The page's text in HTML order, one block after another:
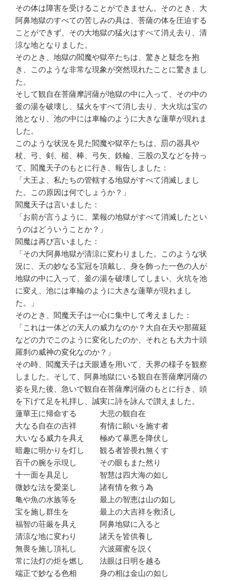
その体は障害を受けることができません。そのとき、大
阿鼻地獄のすべての苦しみの具は、菩薩の体を圧迫する
ことができず、その大地獄の猛火はすべて消え去り、清
涼な地となりました。
そのとき、地獄の閻魔や獄卒たちは、驚きと疑念を抱
き、このような非常な現象が突然現れたことに驚きまし
た。
そして観自在菩薩摩訶薩が地獄の中に入って、その中の
釜の湯を破壊し、猛火をすべて消し去り、大火坑は宝の
池となり、池の中には車輪のように大きな蓮華が現れま
した。
このような状況を見た閻魔や獄卒たちは、罰の器具や
杖、弓、剣、槌、棒、弓矢、鉄輪、三股の叉などを持っ
て、閻魔天子のもとに行き、報告しました：
「大王よ、私たちの管轄する地獄がすべて消滅しまし
た。この原因は何でしょうか？」
閻魔天子は言いました：
「お前が言うように、業報の地獄がすべて消滅したとい
うのはどういうことか？」
閻魔は再び言いました：
「その大阿鼻地獄が清涼に変わりました。このような状
況に、天の妙なる宝冠を頂戴し、身を飾った一色の人が
地獄の中に入って、釜の湯を破壊してしまい、火坑を池
に変え、池には車輪のように大きな蓮華が現れまし
た。」
そのとき、閻魔天子は一心に集中して考えました：
「これは一体どの天人の威力なのか？大自在天や那羅延
などの力でこのように変化したのか、それとも大力十頭
羅刹の威神の変化なのか？」
その時、閻魔天子は天眼通を用いて、天界の様子を観察
しました。そして、阿鼻地獄にいる観自在菩薩摩訶薩の
姿を見た後、急いで観自在菩薩摩訶薩のもとに行き、頭
を下げて足を礼拝し、誠実に詩を詠んで讃えました。
蓮華王に帰命する 大悲の観自在
大なる自在の吉祥 有情に願いを施す者
大いなる威力を具え 極めて暴悪を降伏し
暗趣に明かりを灯し 観る者皆畏れ無くす
百千の腕を示現し その眼もまた然り
十一面を具足し 智慧は四大海の如し
微妙な法を愛楽し 諸有情を救う為
亀や魚の水族等を 最上の智恵は山の如し
宝を施し群生を 最上の大吉祥を救済し
福智の荘厳を具え 阿鼻地獄に入ると
清涼な地に変わり 諸天を皆供養し
無畏を施し頂礼し 六波羅蜜を説く
常に法灯の炬を燃し 法眼は日明を越る
端正で妙なる色相 身の相は金山の如し